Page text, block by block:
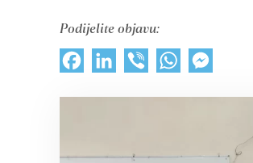
Podijelite objavu:
FacebookLinkedInViber WhatsApp